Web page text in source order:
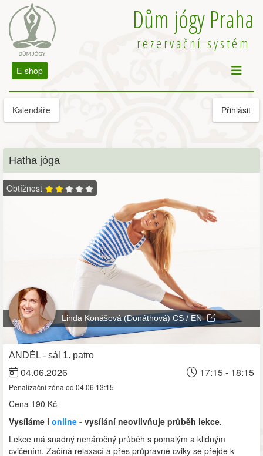
Dům jógy Praha
rezervační systém
E-shop
Kalendáře Přihlásit
Hatha jóga
Obtížnost
Linda Konášová (Donáthová) CS / EN
ANDĚL - sál 1. patro
04.06.2026 17:15 - 18:15
Penalizační zóna od 04.06 13:15
Cena 190 Kč
Vysíláme i online - vysílání neovlivňuje průběh lekce.
Lekce má snadný nenáročný průběh s pomalým a klidným
cvičením. Začíná relaxací a přes průpravné cviky se přejde k